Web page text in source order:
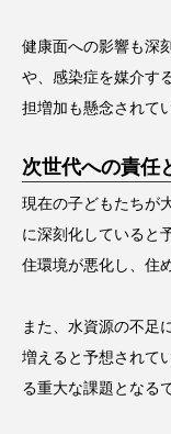
健康面への影響も深
や、感染症を媒介す
担増加も懸念されて
次世代への責任
現在の子どもたちが
に深刻化していると
住環境が悪化し、住
また、水資源の不足
増えると予想されて
る重大な課題となる